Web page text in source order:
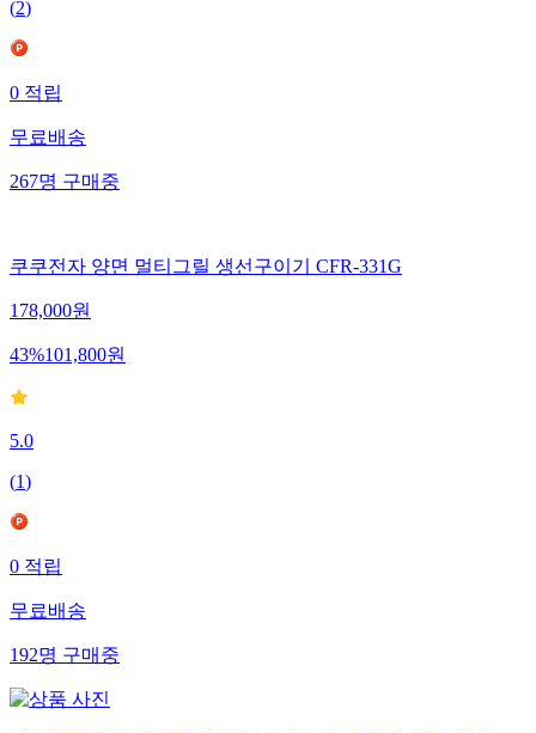
(2)
0적립
무료배송
267명구매중
쿠쿠전자 양면 멀티그릴 생선구이기 CFR-331G
178,000원
43%101,800원
5.0
(1)
0적립
무료배송
192명구매중